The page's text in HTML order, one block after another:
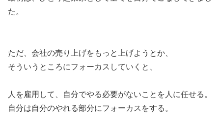
た。
ただ、会社の売り上げをもっと上げようとか、
そういうところにフォーカスしていくと、
人を雇用して、自分でやる必要がないことを人に任せる。
自分は自分のやれる部分にフォーカスをする。